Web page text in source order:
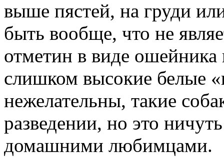
выше пястей, на груди
быть вообще, что не
отметин в виде ошейника
слишком высокие белые
нежелательны, такие
разведении, но это
домашними любимцами.